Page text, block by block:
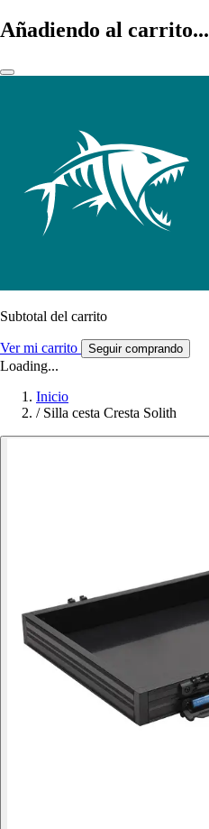
Añadiendo al carrito...
Subtotal del carrito
Ver mi carrito Seguir comprando
Loading...
Inicio
/ Silla cesta Cresta Solith